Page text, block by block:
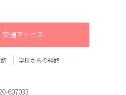
交通アクセス
学校からの経路
607033